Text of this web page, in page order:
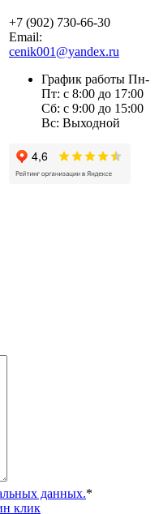
+7 (902) 730-66-30
Email:
cenik001@yandex.ru
График работы Пн-
Пт: с 8:00 до 17:00
Сб: с 9:00 до 15:00
Вс: Выходной
данных.*
клик